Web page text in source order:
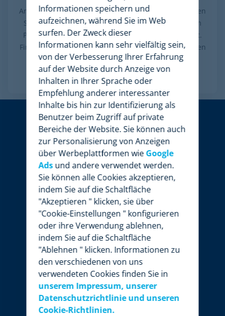
Analysieren Sie den Katalog Ihrer Konkurrenten, finden
Sie heraus, welche Marken oder Kategorien in ihrem
Portfolio am wichtigsten sind und was es Neues gibt.
Finden SIe die gemeinsamen Produkte und vergleichen
Sie die Preise.
Mehr sehen
Informationen speichern und
aufzeichnen, während Sie im Web
surfen. Der Zweck dieser
Informationen kann sehr vielfältig sein,
von der Verbesserung Ihrer Erfahrung
auf der Website durch Anzeige von
Inhalten in Ihrer Sprache oder
Empfehlung anderer interessanter
Inhalte bis hin zur Identifizierung als
Benutzer beim Zugriff auf private
Bereiche der Website. Sie können auch
zur Personalisierung von Anzeigen
über Werbeplattformen wie Google
Adsund andere verwendet werden.
Sie können alle Cookies akzeptieren,
indem Sie auf die Schaltfläche
"Akzeptieren " klicken, sie über
"Cookie-Einstellungen " konfigurieren
oder ihre Verwendung ablehnen,
indem Sie auf die Schaltfläche
"Ablehnen " klicken. Informationen zu
den verschiedenen von uns
verwendeten Cookies finden Sie in
unserem Impressum, unserer
Datenschutzrichtlinie und unseren
Cookie-Richtlinien.